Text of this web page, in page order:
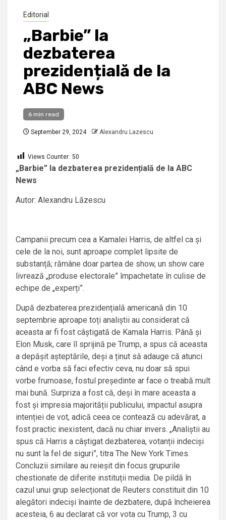
Editorial
„Barbie” la
dezbaterea
prezidențială de la
ABC News
6 min read
September 29, 2024 Alexandru Lazescu
Views Counter: 50
„Barbie” la dezbaterea prezidențială de la ABC
News
Autor: Alexandru Lăzescu
Campanii precum cea a Kamalei Harris, de altfel ca și
cele de la noi, sunt aproape complet lipsite de
substanță; rămâne doar partea de show, un show care
livrează „produse electorale” împachetate în culise de
echipe de „experți”.
După dezbaterea prezidențială americană din 10
septembrie aproape toți analiștii au considerat că
aceasta ar fi fost câștigată de Kamala Harris. Până și
Elon Musk, care îl sprijină pe Trump, a spus că aceasta
a depășit așteptările, deși a ținut să adauge că atunci
când e vorba să faci efectiv ceva, nu doar să spui
vorbe frumoase, fostul președinte ar face o treabă mult
mai bună. Surpriza a fost că, deși în mare aceasta a
fost și impresia majorității publicului, impactul asupra
intenției de vot, adică ceea ce contează cu adevărat, a
fost practic inexistent, dacă nu chiar invers. „Analiștii au
spus că Harris a câștigat dezbaterea, votanții indeciși
nu sunt la fel de siguri”, titra The New York Times.
Concluzii similare au reieșit din focus grupurile
chestionate de diferite instituții media. De pildă în
cazul unui grup selecționat de Reuters constituit din 10
alegători indeciși înainte de dezbatere, după încheierea
acesteia, 6 au declarat că vor vota cu Trump, 3 cu